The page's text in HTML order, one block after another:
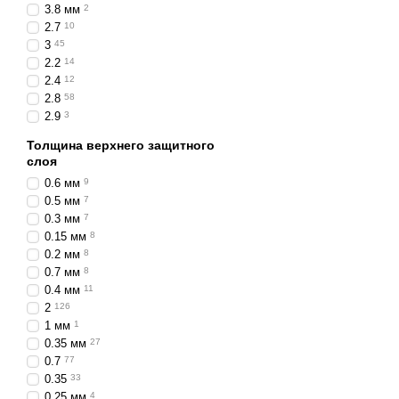
3.8 мм 2
2.7 10
3 45
2.2 14
2.4 12
2.8 58
2.9 3
Толщина верхнего защитного
слоя
0.6 мм 9
0.5 мм 7
0.3 мм 7
0.15 мм 8
0.2 мм 8
0.7 мм 8
0.4 мм 11
2 126
1 мм 1
0.35 мм 27
0.7 77
0.35 33
4